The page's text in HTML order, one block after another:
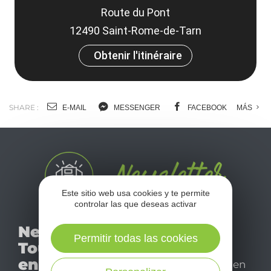
Route du Pont
12490 Saint-Rome-de-Tarn
Obtenir l'itinéraire
SHARE : E-MAIL MESSENGER FACEBOOK MÁS
Newsletter
Tourismo
en Aveyron
mensual newsletter y
déjese inspirar para
disfrutar de su estancia en
Este sitio web usa cookies y te permite
controlar las que deseas activar
Permitir todas las cookies